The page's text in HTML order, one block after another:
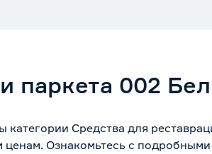
паркета 002
Средства для
Ознакомьтесь с